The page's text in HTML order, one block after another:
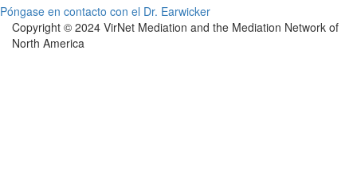
Póngase en contacto con el Dr. Earwicker
Copyright © 2024 VirNet Mediation and the Mediation Network of
North America